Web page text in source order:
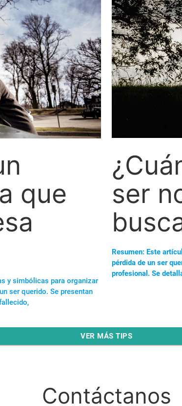
que
y simbólicas para organizar
ser querido. Se presentan
ser
Resumen: Este
pérdida de un ser
profesional. Se
VER MÁS TIPS
Contáctanos